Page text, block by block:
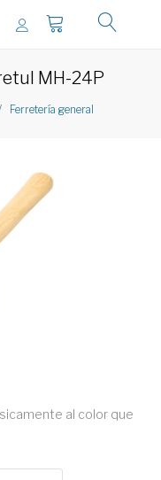
MH-24P
general
al color que